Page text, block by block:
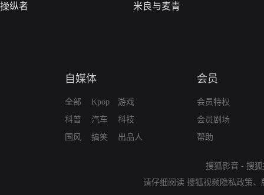
操纵者 米良与麦青
自媒体
全部
科普
国风
Kpop
汽车
搞笑
游戏
科技
出品人
会员
会员特权
会员剧场
帮助
搜狐影音 - 搜
请仔细阅读 搜狐视频隐私政策、